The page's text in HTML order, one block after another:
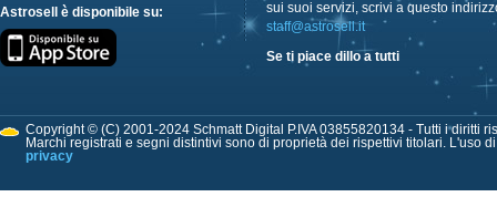
Astrosell è disponibile su:
sui suoi servizi, scrivi a questo
staff@astrosell.it
Se ti piace dillo a tutti
Copyright © (C) 2001-2024 Schmatt Digital P.IVA 03855820134 - Tutti i diritti
Marchi registrati e segni distintivi sono di proprietà dei rispettivi titolari. L'uso
privacy